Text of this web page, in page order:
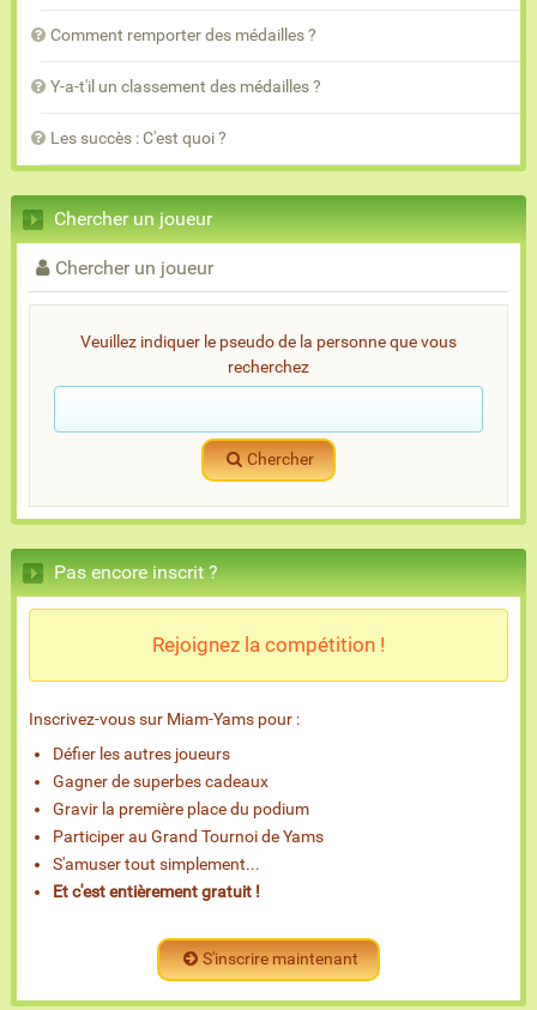
Comment remporter des médailles ?
Y-a-t'il un classement des médailles ?
Les succès : C'est quoi ?
Chercher un joueur
Chercher un joueur
Veuillez indiquer le pseudo de la personne que vous
recherchez
Chercher
Pas encore inscrit ?
Rejoignez la compétition !
Inscrivez-vous sur Miam-Yams pour :
Défier les autres joueurs
Gagner de superbes cadeaux
Gravir la première place du podium
Participer au Grand Tournoi de Yams
S'amuser tout simplement...
Et c'est entièrement gratuit !
S'inscrire maintenant